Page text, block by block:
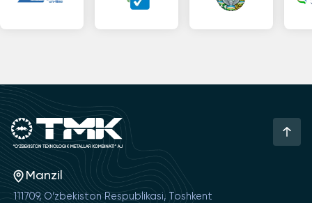
Manzil
111709, O‘zbekiston Respublikasi, Toshkent